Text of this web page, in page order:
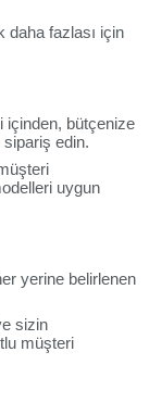
daha fazlası için
içinden, bütçenize
edin.
uygun
yerine belirlenen
sizin
müşteri